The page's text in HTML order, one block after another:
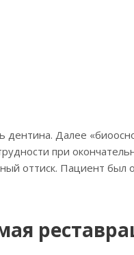
Далее
при
оттиск. Пациент